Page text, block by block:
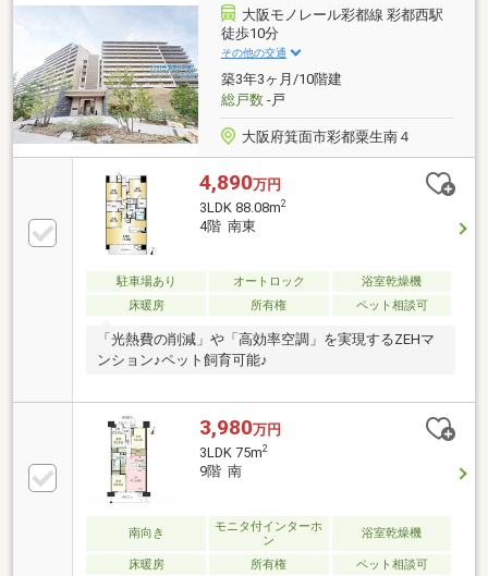
徒歩3分(約222m)◇ほうせんか病院 徒歩8分(約
623m)◆うたさくこども園 徒歩6分(約413m)◇認定
こども園豊原学園 徒歩7分(約506m)◆茨木市立福井
小学校 徒歩17分(約1320m)
大阪モノレール彩都線 彩都西駅
徒歩10分
その他の交通
築3年3ヶ月/10階建
総戸数-戸
大阪府箕面市彩都粟生南４
4,890万円
3LDK 88.08m2
4階 南東
駐車場あり オートロック
浴室乾燥機
床暖房
所有権 ペット相談可
「光熱費の削減」や「高効率空調」を実現するZEHマ
ンション♪ペット飼育可能♪
3,980万円
3LDK 75m2
9階 南
南向き
モニタ付インターホ
ン
浴室乾燥機
床暖房 所有権 ペット相談可